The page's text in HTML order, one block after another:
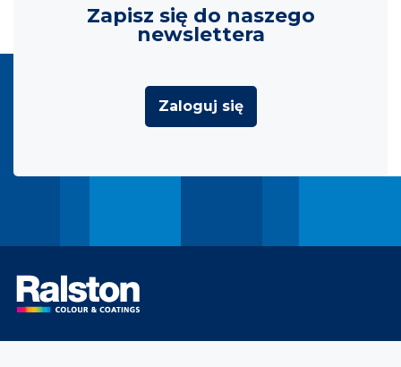
Zapisz się do naszego
newslettera
Zaloguj się